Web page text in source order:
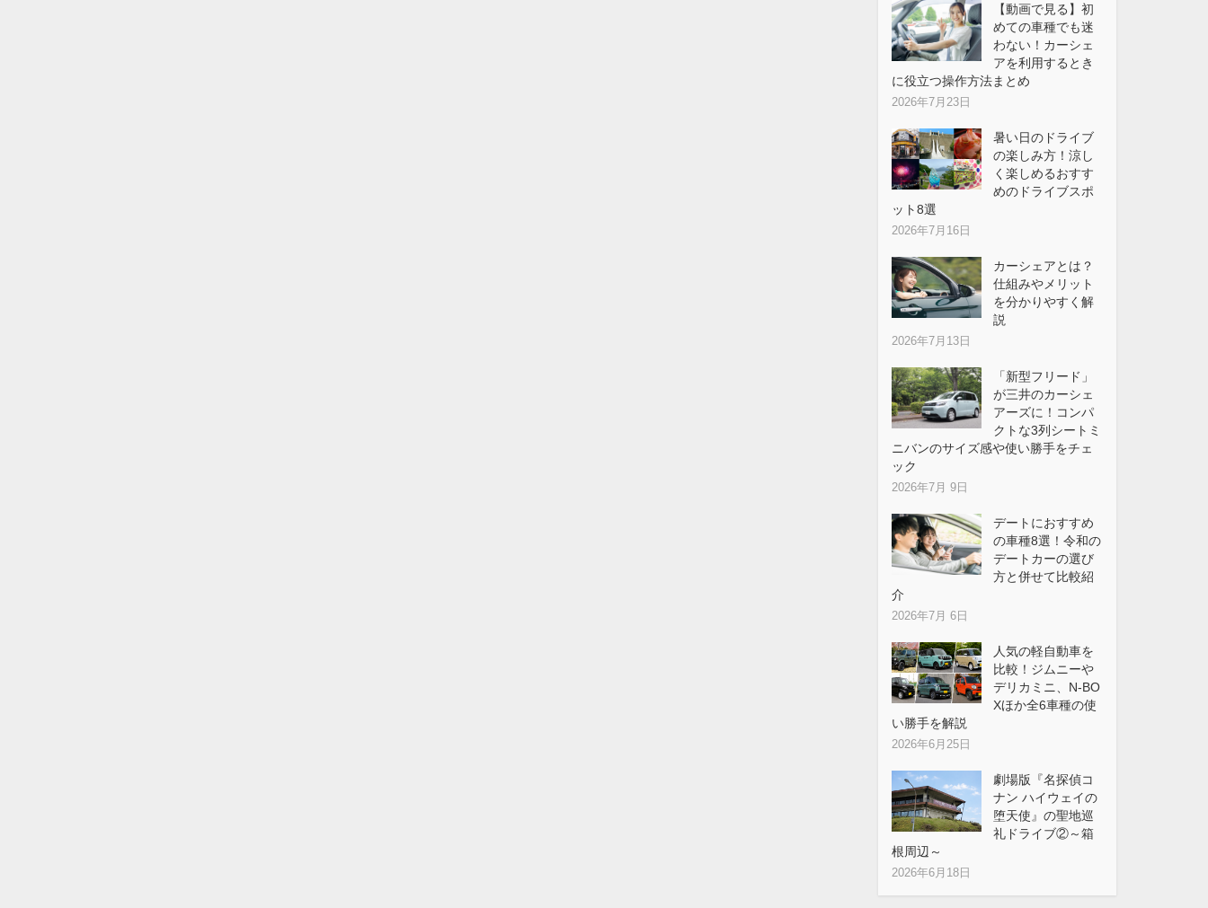
【動画で見る】初
めての車種でも迷
わない！カーシェ
アを利用するとき
に役立つ操作方法まとめ
2026年7月23日
暑い日のドライブ
の楽しみ方！涼し
く楽しめるおすす
めのドライブスポ
ット8選
2026年7月16日
カーシェアとは？
仕組みやメリット
を分かりやすく解
説
2026年7月13日
「新型フリード」
が三井のカーシェ
アーズに！コンパ
クトな3列シートミ
ニバンのサイズ感や使い勝手をチェ
ック
2026年7月 9日
デートにおすすめ
の車種8選！令和の
デートカーの選び
方と併せて比較紹
介
2026年7月 6日
人気の軽自動車を
比較！ジムニーや
デリカミニ、N-BO
Xほか全6車種の使
い勝手を解説
2026年6月25日
劇場版『名探偵コ
ナン ハイウェイの
堕天使』の聖地巡
礼ドライブ②～箱
根周辺～
2026年6月18日